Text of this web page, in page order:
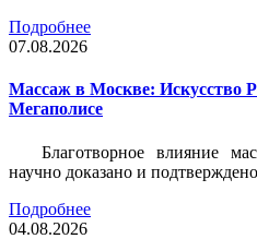
Подробнее
07.08.2026
Массаж в Москве: Искусство
Мегаполисе
Благотворное влияние
научно доказано и
Подробнее
04.08.2026